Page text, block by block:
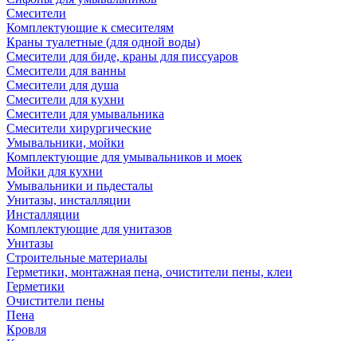
Смесители
Комплектующие к смесителям
Краны туалетные (для одной воды)
Смесители для биде, краны для писсуаров
Смесители для ванны
Смесители для душа
Смесители для кухни
Смесители для умывальника
Смесители хирургические
Умывальники, мойки
Комплектующие для умывальников и моек
Мойки для кухни
Умывальники и пьдесталы
Унитазы, инсталляции
Инсталляции
Комплектующие для унитазов
Унитазы
Строительные материалы
Герметики, монтажная пена, очистители пены, клеи
Герметики
Очистители пены
Пена
Кровля